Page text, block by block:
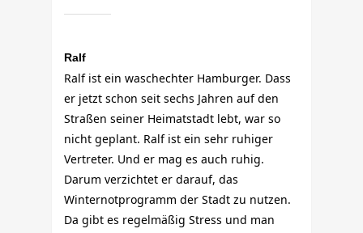
Ralf
Ralf ist ein waschechter Hamburger. Dass
er jetzt schon seit sechs Jahren auf den
Straßen seiner Heimatstadt lebt, war so
nicht geplant. Ralf ist ein sehr ruhiger
Vertreter. Und er mag es auch ruhig.
Darum verzichtet er darauf, das
Winternotprogramm der Stadt zu nutzen.
Da gibt es regelmäßig Stress und man